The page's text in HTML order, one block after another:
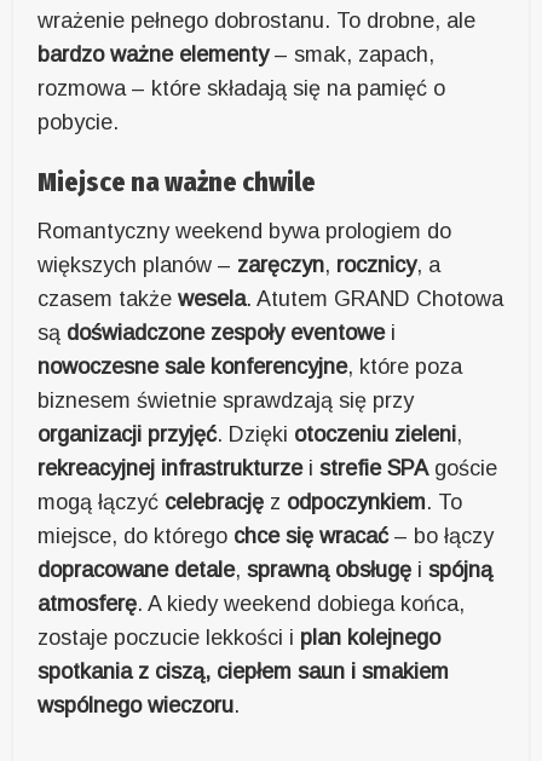
wrażenie pełnego dobrostanu. To drobne, ale
bardzo ważne elementy– smak, zapach,
rozmowa – które składają się na pamięć o
pobycie.
Miejsce na ważne chwile
Romantyczny weekend bywa prologiem do
większych planów – zaręczyn, rocznicy, a
czasem takżewesela. Atutem GRAND Chotowa
są doświadczone zespoły eventowei
nowoczesne sale konferencyjne, które poza
biznesem świetnie sprawdzają się przy
organizacji przyjęć. Dzięki otoczeniu zieleni,
rekreacyjnej infrastrukturzeistrefie SPAgoście
mogą łączyć celebrację z odpoczynkiem. To
miejsce, do którego chce się wracać– bo łączy
dopracowane detale,sprawną obsługę ispójną
atmosferę. A kiedy weekend dobiega końca,
zostaje poczucie lekkości i plan kolejnego
spotkania z ciszą, ciepłem saun i smakiem
wspólnego wieczoru.